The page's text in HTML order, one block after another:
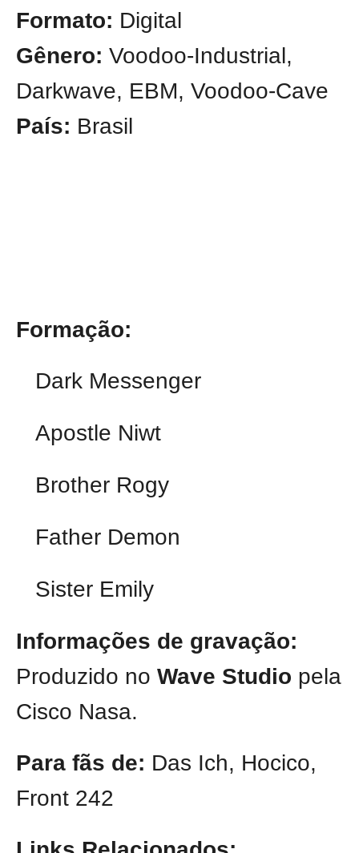
Formato: Digital
Gênero: Voodoo-Industrial,
Darkwave, EBM, Voodoo-Cave
País: Brasil
Formação:
Dark Messenger
Apostle Niwt
Brother Rogy
Father Demon
Sister Emily
Informações de gravação:
Produzido no Wave Studio pela
Cisco Nasa.
Para fãs de: Das Ich, Hocico,
Front 242